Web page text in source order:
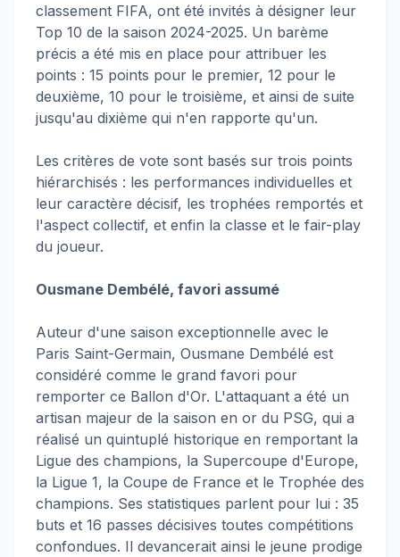
classement FIFA, ont été invités à désigner leur
Top 10 de la saison 2024-2025. Un barème
précis a été mis en place pour attribuer les
points : 15 points pour le premier, 12 pour le
deuxième, 10 pour le troisième, et ainsi de suite
jusqu'au dixième qui n'en rapporte qu'un.
Les critères de vote sont basés sur trois points
hiérarchisés : les performances individuelles et
leur caractère décisif, les trophées remportés et
l'aspect collectif, et enfin la classe et le fair-play
du joueur.
Ousmane Dembélé, favori assumé
Auteur d'une saison exceptionnelle avec le
Paris Saint-Germain, Ousmane Dembélé est
considéré comme le grand favori pour
remporter ce Ballon d'Or. L'attaquant a été un
artisan majeur de la saison en or du PSG, qui a
réalisé un quintuplé historique en remportant la
Ligue des champions, la Supercoupe d'Europe,
la Ligue 1, la Coupe de France et le Trophée des
champions. Ses statistiques parlent pour lui : 35
buts et 16 passes décisives toutes compétitions
confondues. Il devancerait ainsi le jeune prodige